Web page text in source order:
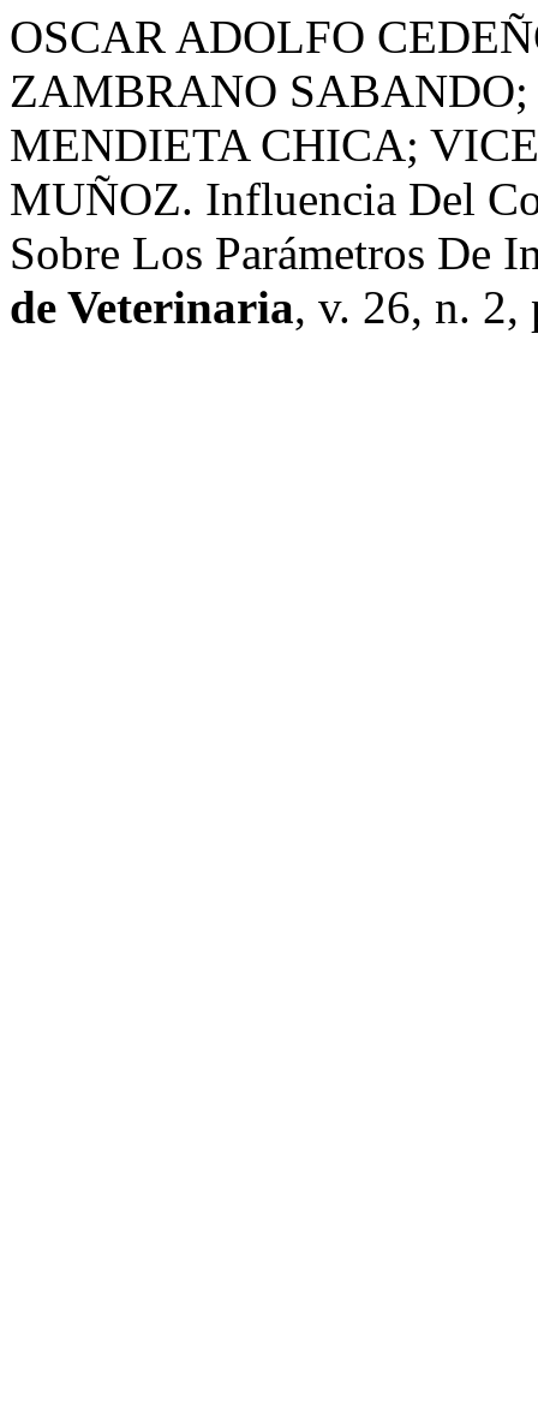
OSCAR ADOLFO
ZAMBRANO SABANDO;
MENDIETA CHICA;
MUÑOZ. Influencia Del
Sobre Los Parámetros De
de Veterinaria, v. 26, n. 2,